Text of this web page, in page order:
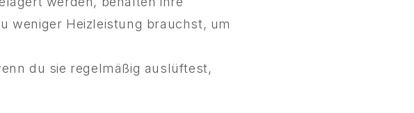
weniger Heizleistung brauchst, um
du sie regelmäßig auslüftest,